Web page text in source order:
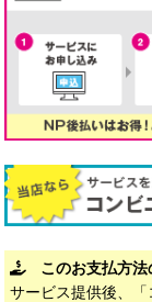
このお支払方法
サービス提供後、